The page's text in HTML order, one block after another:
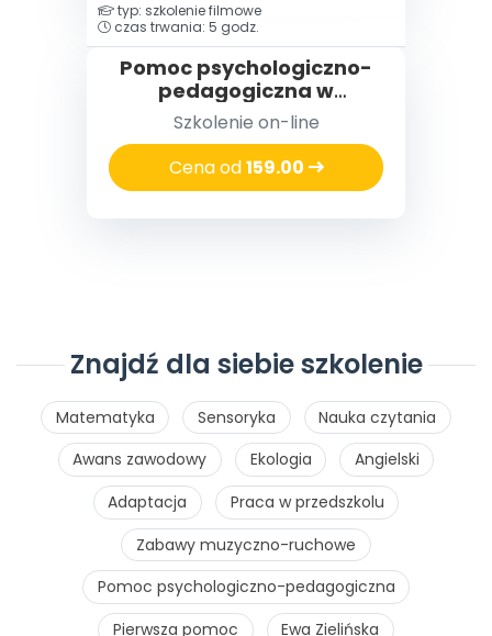
typ: szkolenie filmowe
czas trwania: 5 godz.
Pomoc psychologiczno-
pedagogiczna w
przedszkolu
Szkolenie on-line
Cena od159.00
Znajdź dla siebie szkolenie
Matematyka Sensoryka
Nauka czytania
Awans zawodowy
Ekologia
Angielski
Adaptacja
Praca w przedszkolu
Zabawy muzyczno-ruchowe
Pomoc psychologiczno-pedagogiczna
Pierwsza pomoc
Ewa Zielińska